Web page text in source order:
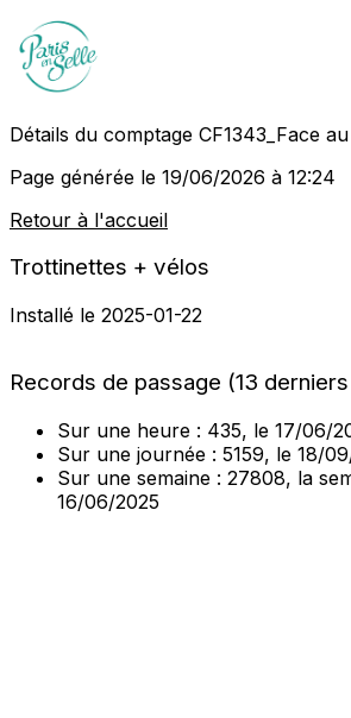
Détails du comptage CF1343_Face
Page générée le 19/06/2026 à 12:24
Retour à l'accueil
Trottinettes + vélos
Installé le 2025-01-22
Records de passage (13
Sur une heure : 435, le 17/06/
Sur une journée : 5159, le 18/
Sur une semaine : 27808, la
16/06/2025